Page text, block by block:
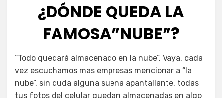
¿DÓNDE QUEDA LA
FAMOSA”NUBE”?
by
puig.alejandro24@gmail.com
PostedSeptember 21, 2016
“Todo quedará almacenado en la nube”. Vaya, cada
vez escuchamos mas empresas mencionar a “la
nube”, sin duda alguna suena apantallante, todas
tus fotos del celular quedan almacenadas en algo